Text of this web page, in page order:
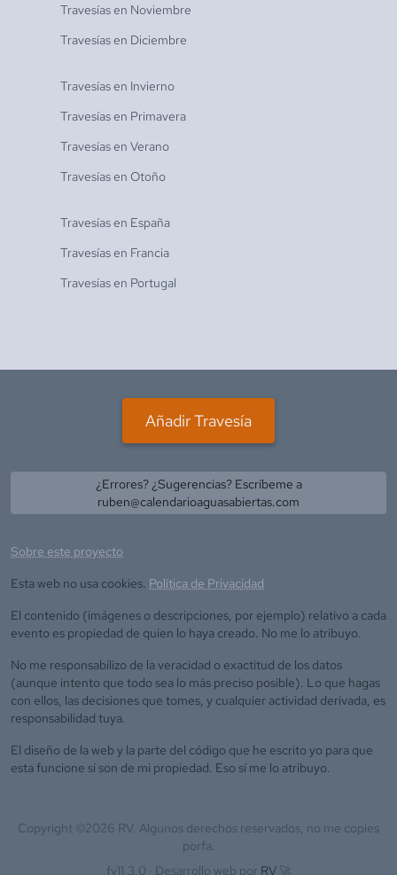
Travesías en Noviembre
Travesías en Diciembre
Travesías en Invierno
Travesías en Primavera
Travesías en Verano
Travesías en Otoño
Travesías en España
Travesías en Francia
Travesías en Portugal
Añadir Travesía
¿Errores? ¿Sugerencias? Escríbeme a
ruben@calendarioaguasabiertas.com
Sobre este proyecto
Esta web no usa cookies. Política de Privacidad
El contenido (imágenes o descripciones, por ejemplo) relativo a cada
evento es propiedad de quien lo haya creado. No me lo atribuyo.
No me responsabilizo de la veracidad o exactitud de los datos
(aunque intento que todo sea lo más preciso posible). Lo que hagas
con ellos, las decisiones que tomes, y cualquier actividad derivada, es
responsabilidad tuya.
El diseño de la web y la parte del código que he escrito yo para que
esta funcione sí son de mi propiedad. Eso sí me lo atribuyo.
Copyright ©2026 RV. Algunos derechos reservados, no me copies
porfa.
fv11.3.0 · Desarrollo web por RV 🚀